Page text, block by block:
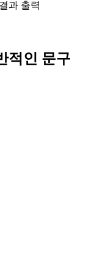
과 출력
적인 문구